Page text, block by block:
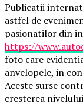
Publicatii
astfel de
pasionatilor din
https://
foto care
anvelopele, in
Aceste surse
cresterea